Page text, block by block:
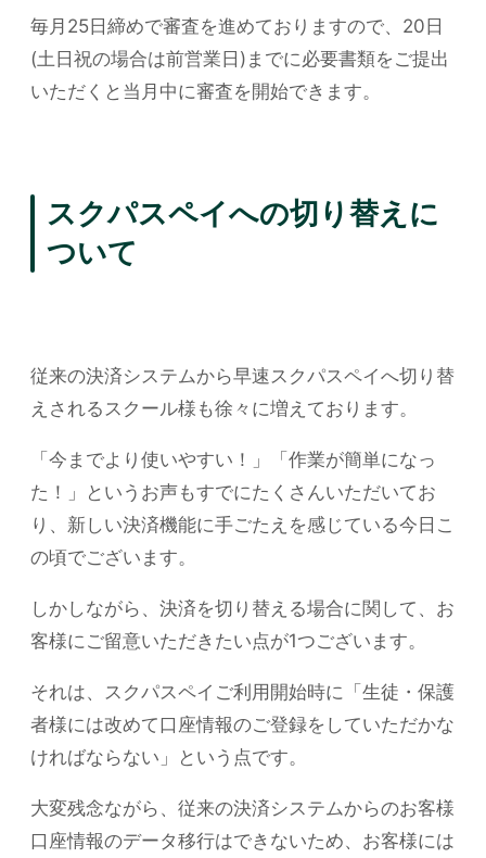
毎月25日締めで審査を進めておりますので、20日
(土日祝の場合は前営業日)までに必要書類をご提出
いただくと当月中に審査を開始できます。
スクパスペイへの切り替えに
ついて
従来の決済システムから早速スクパスペイへ切り替
えされるスクール様も徐々に増えております。
「今までより使いやすい！」「作業が簡単になっ
た！」というお声もすでにたくさんいただいてお
り、新しい決済機能に手ごたえを感じている今日こ
の頃でございます。
しかしながら、決済を切り替える場合に関して、お
客様にご留意いただきたい点が1つございます。
それは、スクパスペイご利用開始時に「生徒・保護
者様には改めて口座情報のご登録をしていただかな
ければならない」という点です。
大変残念ながら、従来の決済システムからのお客様
口座情報のデータ移行はできないため、お客様には